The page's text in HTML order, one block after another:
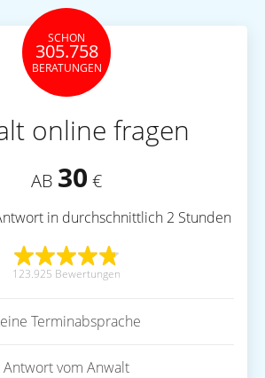
SCHON
305.758
BERATUNGEN
online fragen
AB 30 €
in durchschnittlich 2 Stunden
123.925 Bewertungen
Terminabsprache
Antwort vom Anwalt